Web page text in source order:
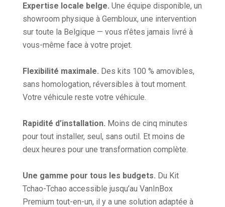
Expertise locale belge. Une équipe disponible, un
showroom physique à Gembloux, une intervention
sur toute la Belgique — vous n’êtes jamais livré à
vous-même face à votre projet.
Flexibilité maximale. Des kits 100 % amovibles,
sans homologation, réversibles à tout moment.
Votre véhicule reste votre véhicule.
Rapidité d’installation. Moins de cinq minutes
pour tout installer, seul, sans outil. Et moins de
deux heures pour une transformation complète.
Une gamme pour tous les budgets. Du Kit
Tchao-Tchao accessible jusqu’au VanInBox
Premium tout-en-un, il y a une solution adaptée à